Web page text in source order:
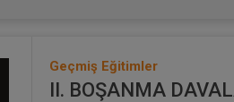
Geçmiş Eğitimler
II. BOŞANMA